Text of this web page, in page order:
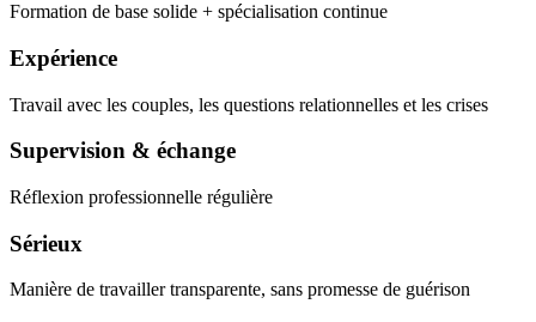
Formation de base solide + spécialisation continue
Expérience
Travail avec les couples, les questions relationnelles et les crises
Supervision & échange
Réflexion professionnelle régulière
Sérieux
Manière de travailler transparente, sans promesse de guérison